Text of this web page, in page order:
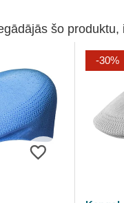
šo produktu,
-30%